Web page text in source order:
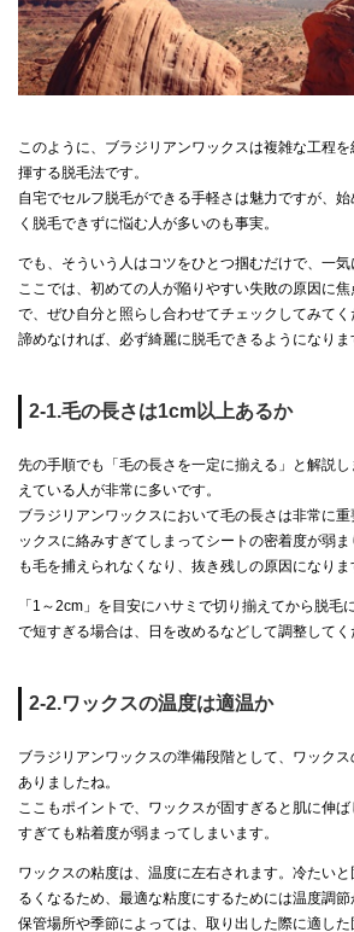
このように、ブラジリアンワックスは複雑な工程
揮する脱毛法です。
自宅でセルフ脱毛ができる手軽さは魅力ですが、
く脱毛できずに悩む人が多いのも事実。
でも、そういう人はコツをひとつ掴むだけで、一気
ここでは、初めての人が陥りやすい失敗の原因に
で、ぜひ自分と照らし合わせてチェックしてみてく
諦めなければ、必ず綺麗に脱毛できるようになりま
2-1.毛の長さは1cm以上あるか
先の手順でも「毛の長さを一定に揃える」と解説
えている人が非常に多いです。
ブラジリアンワックスにおいて毛の長さは非常に
ックスに絡みすぎてしまってシートの密着度が弱
も毛を捕えられなくなり、抜き残しの原因になりま
「1～2cm」を目安にハサミで切り揃えてから脱毛
で短すぎる場合は、日を改めるなどして調整してく
2-2.ワックスの温度は適温か
ブラジリアンワックスの準備段階として、ワック
ありましたね。
ここもポイントで、ワックスが固すぎると肌に伸
すぎても粘着度が弱まってしまいます。
ワックスの粘度は、温度に左右されます。冷たい
るくなるため、最適な粘度にするためには温度調節
保管場所や季節によっては、取り出した際に適し